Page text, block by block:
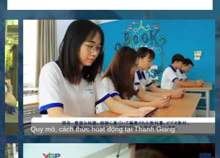
Quy mô, cách thức hoạt động tại Thanh Giang